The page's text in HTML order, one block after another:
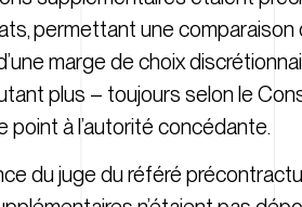
permettant une
marge de choix
plus – toujours selon le
à l’autorité concédante.
du juge du référé